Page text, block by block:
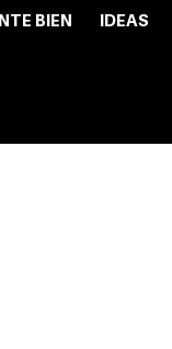
BIEN IDEAS